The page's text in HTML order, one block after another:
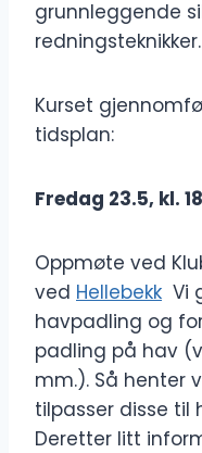
grunnleggende
redningsteknikker.
Kurset
tidsplan:
Fredag 23.5, kl.
Oppmøte ved
ved Hellebekk Vi
havpadling og
padling på hav
mm.). Så henter
tilpasser disse til
Deretter litt